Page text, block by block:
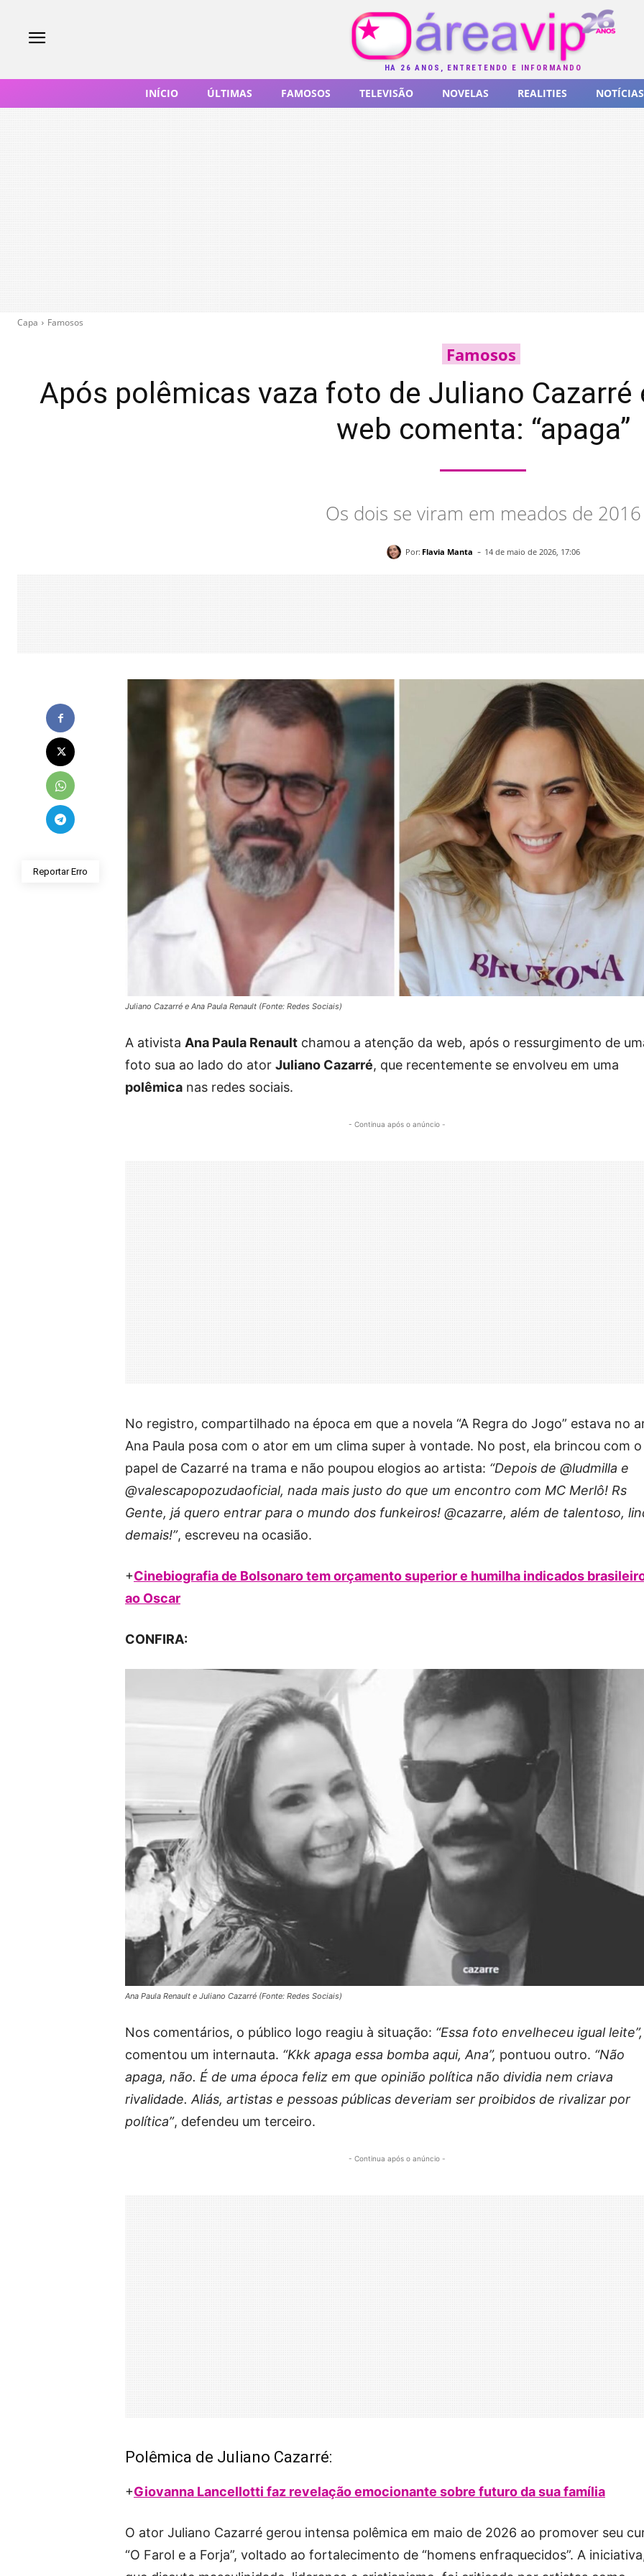
HÁ 26 ANOS, ENTRETENDO E INFORMANDO
INÍCIO ÚLTIMAS FAMOSOS TELEVISÃO NOVELAS REALITIES NOTÍCIAS
Capa Famosos
Famosos
Após polêmicas vaza foto de Juliano Cazarré
web comenta: “apaga”
Os dois se viram em meados de 2016
Por: Flavia Manta - 14 de maio de 2026, 17:06
Reportar Erro
Juliano Cazarré e Ana Paula Renault (Fonte: Redes Sociais)
A ativista Ana Paula Renault chamou a atenção da web, após o ressurgimento de
foto sua ao lado do ator Juliano Cazarré, que recentemente se envolveu em uma
polêmica nas redes sociais.
- Continua após o anúncio -
No registro, compartilhado na época em que a novela “A Regra do Jogo” estava no
Ana Paula posa com o ator em um clima super à vontade. No post, ela brincou com o
papel de Cazarré na trama e não poupou elogios ao artista: “Depois de @ludmilla e
@valescapopozudaoficial, nada mais justo do que um encontro com MC Merlô! Rs
Gente, já quero entrar para o mundo dos funkeiros! @cazarre, além de talentoso,
demais!”, escreveu na ocasião.
+Cinebiografia de Bolsonaro tem orçamento superior e humilha indicados
ao Oscar
CONFIRA:
Ana Paula Renault e Juliano Cazarré (Fonte: Redes Sociais)
Nos comentários, o público logo reagiu à situação: “Essa foto envelheceu igual leite”,
comentou um internauta. “Kkk apaga essa bomba aqui, Ana”, pontuou outro. “Não
apaga, não. É de uma época feliz em que opinião política não dividia nem criava
rivalidade. Aliás, artistas e pessoas públicas deveriam ser proibidos de rivalizar por
política”, defendeu um terceiro.
- Continua após o anúncio -
Polêmica de Juliano Cazarré:
+Giovanna Lancellotti faz revelação emocionante sobre futuro da sua família
O ator Juliano Cazarré gerou intensa polêmica em maio de 2026 ao promover seu
“O Farol e a Forja”, voltado ao fortalecimento de “homens enfraquecidos”. A